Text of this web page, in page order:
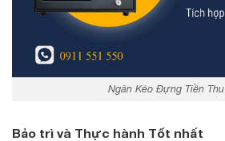
Ngăn Kéo Đựng Tiền
Bảo trì và Thực hành Tốt nhất